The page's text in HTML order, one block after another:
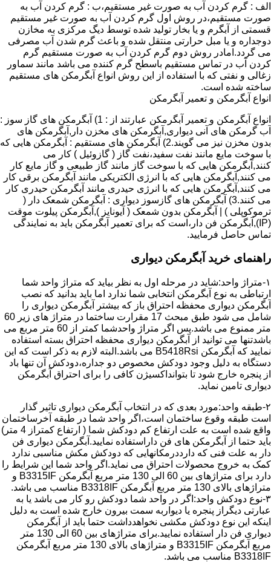
الف : گرم کردن آب به صورت غیر مستقیم،ب : گرم کردن آب به
صورت مستقیم،در روش اول گرم کردن آب به صورت غیر مستقیم
قسمتی از آبگرم و یا بخار تولید شده توسط دیگ مرکزی به مخازن
دوجداره و یا مبل حرارتی منتقل شده و باعث گرم شدن آب مصرفی
می گردد.امادر روش دوم گرم کردن آب به صورت مستقیم گرم
کردن آب در تماس مستقیم باسطح گرم کننده می باشد مانند سماور
زغالی و نفتی که با استفاده از این روش انواع آبگرمکن های مستقیم
ساخته شده است.
انواع آبگرمکن و تعمیر آبگرمکن
انواع آبگرمکن و تعمیر آبگرمکن عبارتند از : 1) آبگرمکن های گاز سوز :
آب گرمکن های آنی دیواری,آبگرمکن های مخزن دار,آبگرمکن های
بدون مخزن نیز می گویند.2) آبگرمکن های مستقیم : آبگرمکن هایی که
با سوخت مایع مانند نفت سفید،نفت گاز ( گازوئیل ) کار می
کنند,آبگرمکن هایی که با سوخت گاز مانند گاز طبیعی و گاز مایع کار
می کنند,آبگرمکن هایی که با انرژی الکتریکی مانند آبگرمکن برقی کار
می کنند,آبگرمکن هایی که با انرژی حیدری مانند آبگرمکن حیدری کار
می کنند.3) آبگرمکن های گازسوز دیواری : آبگرمکن شمعک دار (
ترموکوپلی ) | آبگرمکن بدون شمعک ( آیونایز ),آبگرمکن پیلوت موقت
(IP),آبگرمکن فن دار،است که برای تعمیر آبگرمکن باید به نمایندگی
تماس حاصل فرمایید.
راهنمای خرید آبگرمکن دیواری
۱-متراژ واحد:شاید در مرحله اول به نظر بیاید که متراژ واحد شما
ارتباطی به نوع آبگرمکن انتخابی شما ندارد اما باید بدانید که نصب
آبگرمکن دیواری محفظه احتراق باز که بیشتر آبگرمکن دیواری را
شامل می شود طبق مبحث 17 مقرارت ساختما در متراژ های زیر 60
متر ممنوع می باشد.پس اگر متراژ واحدشما کمتر از 60 متر مربع می
باشدتنها می توانید از آبگرمکن دیواری محفظه احتراق بسته استفاده
نمایید که آبگرمکن B5418Rsi می باشد.البته لازم به ذکر است که این
دستگاه به دلیل وجود دودکش مخصوص دو جداره،دودکش آن تنها باد
از پنجره خارج شود تا بتوانداکسیژن کافی را برای احتراق آبگرمکن
دیواری تامین نماید.
۲-طبقه واحد:مورد بعدی که در انتخاب آبگرمکن دیواری تاثیر گذار
است طبقه وقوع ساختمان است،اگر واحد شما در طبقه آخرساختمان
واقع شده است به علت ارتفاع کم دودکش شما ( ارتفاع کمتراز 4 متر)
باید حتما از آبگرمکن های فن داراستفاده نمایید.آبگرمکن دیواری فن
دار به علت فنی که دارددرمکانهایی که دودکش مکش مناسبی ندارد
کمک به خروج محصولات احتراق می نماید.اگر واحد شما این شرایط را
دارد برای متراژهای بین 60 الی 130 متر مربع آبگرمکن B3315IF و
متراژهای بالای 130 متر مربع آبگرمکن B3318IF مناسب می باشد.
۳-نوع دودکش واحد:اگر در واحد شما دودکش رو کار می باشد یا به
عبارتی دیگراز پنجره یا دیواربه سمت بیرون خارج شده است به دلیل
اینکه این نوع دودکش مکشی نخواهدداشت حتما باید از آبگرمکن
دیواری فن دار استفاده نمایید.برای متراژهای بین 60 الی 130 متر
مربع آبگرمکن B3315IF و متراژهای بالای 130 متر مربع آبگرمکن
B3318IF مناسب می باشد.